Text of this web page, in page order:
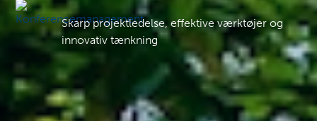
Skarp projektledelse, effektive værktøjer og
innovativ tænkning